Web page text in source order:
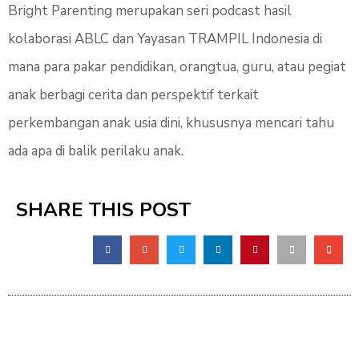
Bright Parenting merupakan seri podcast hasil
kolaborasi ABLC dan Yayasan TRAMPIL Indonesia di
mana para pakar pendidikan, orangtua, guru, atau pegiat
anak berbagi cerita dan perspektif terkait
perkembangan anak usia dini, khususnya mencari tahu
ada apa di balik perilaku anak.
SHARE THIS POST